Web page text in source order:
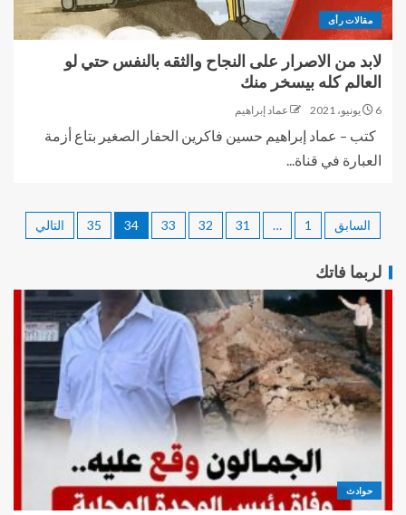
مقالات رأى
لابد من الاصرار على النجاح والثقه بالنفس حتي لو
العالم كله بيسخر منك
6 يونيو، 2021 عماد إبراهيم
كتب – عماد إبراهيم حسين فاكرين الحفار الصغير بتاع أزمة
العبارة في قناة...
السابق 1
…
31
32
33
34
35 التالي
لربما فاتك
حوادث